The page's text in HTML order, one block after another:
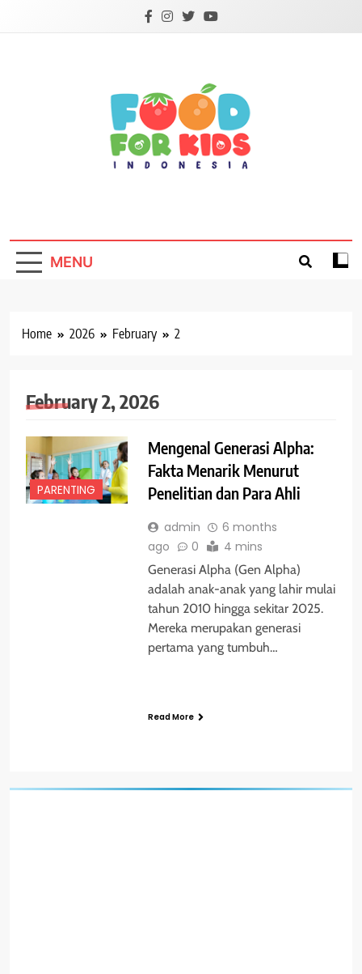
MENU
Home 2026 February 2
February 2, 2026
PARENTING
Mengenal Generasi Alpha:
Fakta Menarik Menurut
Penelitian dan Para Ahli
admin
6 months
ago
0 4 mins
Generasi Alpha (Gen Alpha)
adalah anak-anak yang lahir mulai
tahun 2010 hingga sekitar 2025.
Mereka merupakan generasi
pertama yang tumbuh…
Read More